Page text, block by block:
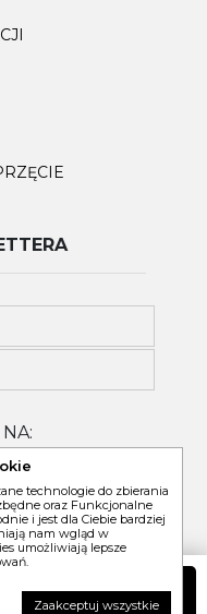
technologie do zbierania
oraz Funkcjonalne
i jest dla Ciebie bardziej
nam wgląd w
umożliwiają lepsze
Zaakceptuj wszystkie